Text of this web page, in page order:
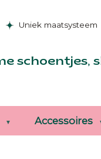
Uniek maatsysteem
schoentjes,
Accessoires